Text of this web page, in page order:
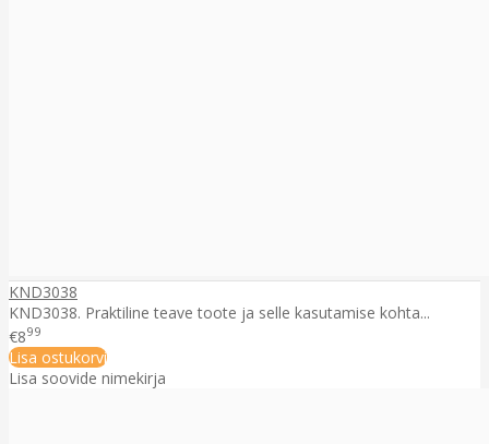
KND3038
KND3038. Praktiline teave toote ja selle kasutamise kohta...
€899
Lisa ostukorvi
Lisa soovide nimekirja